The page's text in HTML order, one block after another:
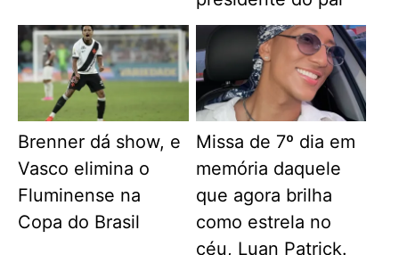
Brenner dá show, e
Vasco elimina o
Fluminense na
Copa do Brasil
Missa de 7º dia em
memória daquele
que agora brilha
como estrela no
céu, Luan Patrick.